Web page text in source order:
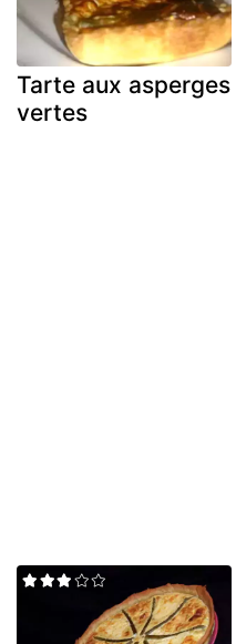
Tarte aux asperges
vertes